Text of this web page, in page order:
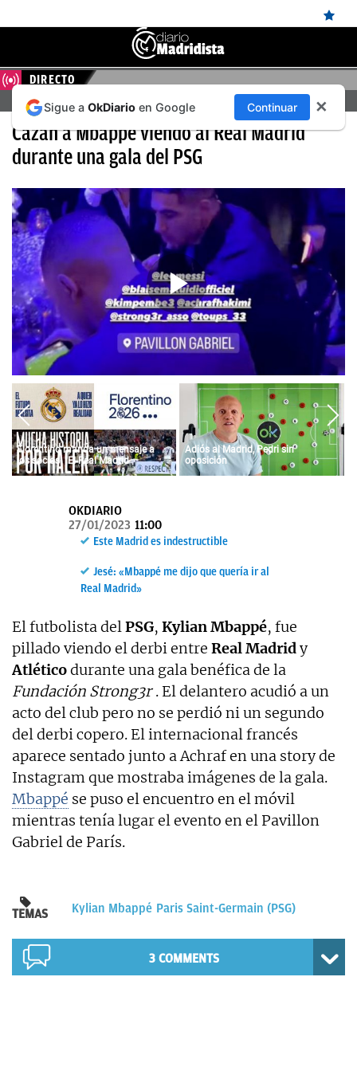
ÚLTIMAS
NOTICIAS
REAL
MADRID
BALONCESTO
CANTERA
FICHAJES
DIRECTO
FEMENINO
PAPARAZZI
DIRECTO
FERENCVAROS – REAL MADRID, EN DIRECTO HOY
Cazan a Mbappé viendo al Real Madrid
durante una gala del PSG
Florentino manda un mensaje a
los socios: "El Real Madrid
siempre fue vuestro y siempre lo
Adiós al Madrid, Pedri sin
oposición
OKDIARIO
27/01/2023 11:00
Este Madrid es indestructible
Jesé: «Mbappé me dijo que quería ir al
Real Madrid»
El futbolista delPSG, Kylian Mbappé, fue
pillado viendo el derbi entre Real Madridy
Atléticodurante una gala benéfica de la
Fundación Strong3r . El delantero acudió a un
acto del club pero no se perdió ni un segundo
del derbi copero. El internacional francés
aparece sentado junto a Achraf en una story de
Instagram que mostraba imágenes de la gala.
Mbappé se puso el encuentro en el móvil
mientras tenía lugar el evento en el Pavillon
Gabriel de París.
TEMAS Kylian Mbappé Paris Saint-Germain (PSG)
3 COMMENTS
Sigue a OkDiario en Google Continuar ✕